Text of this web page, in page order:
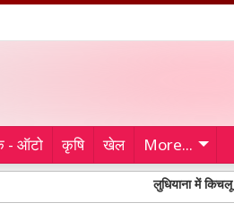
- ऑटो कृषि खेल More...
लुधियाना में किचलू नगर में